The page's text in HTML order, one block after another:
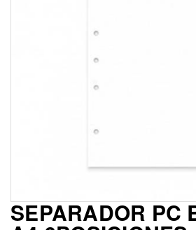
SEPARADOR PC